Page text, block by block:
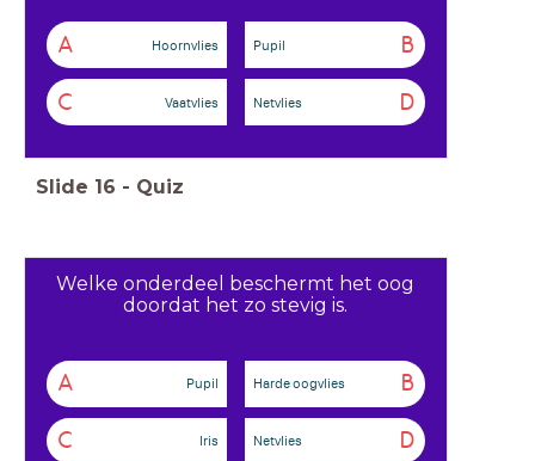
A Hoornvlies B
Pupil
C Vaatvlies D
Netvlies
Slide 16 - Quiz
Welke onderdeel beschermt het oog
doordat het zo stevig is.
A Pupil B
Harde oogvlies
C Iris D
Netvlies